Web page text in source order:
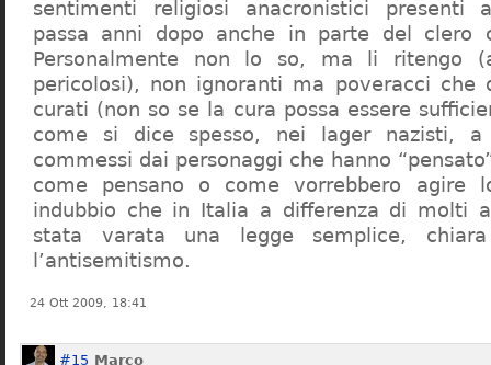
sentimenti religiosi anacronistici presenti
passa anni dopo anche in parte del clero
Personalmente non lo so, ma li ritengo
pericolosi), non ignoranti ma poveracci che
curati (non so se la cura possa essere
come si dice spesso, nei lager nazisti,
commessi dai personaggi che hanno
come pensano o come vorrebbero agire
indubbio che in Italia a differenza di molti
stata varata una legge semplice,
l’antisemitismo.
24 Ott 2009, 18:41
#15 Marco